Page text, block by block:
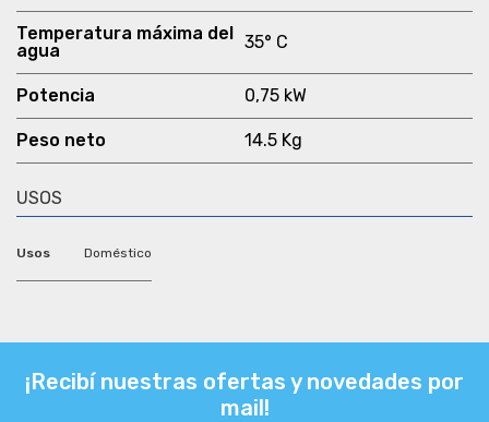
Temperatura máxima del
agua
35° C
Potencia 0,75 kW
Peso neto 14.5 Kg
USOS
Usos Doméstico
¡Recibí nuestras ofertas y novedades por
mail!